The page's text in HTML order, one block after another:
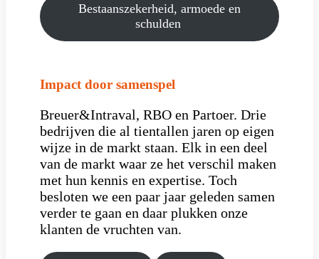
Bestaanszekerheid, armoede en
schulden
Impact door samenspel
Breuer&Intraval, RBO en Partoer. Drie
bedrijven die al tientallen jaren op eigen
wijze in de markt staan. Elk in een deel
van de markt waar ze het verschil maken
met hun kennis en expertise. Toch
besloten we een paar jaar geleden samen
verder te gaan en daar plukken onze
klanten de vruchten van.